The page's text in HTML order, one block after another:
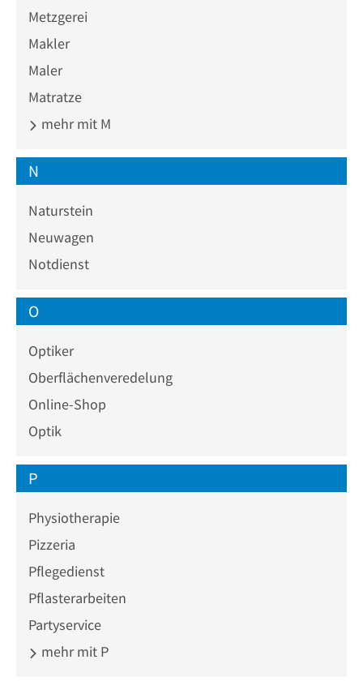
Metzgerei
Makler
Maler
Matratze
mehr mit M
N
Naturstein
Neuwagen
Notdienst
O
Optiker
Oberflächenveredelung
Online-Shop
Optik
P
Physiotherapie
Pizzeria
Pflegedienst
Pflasterarbeiten
Partyservice
mehr mit P